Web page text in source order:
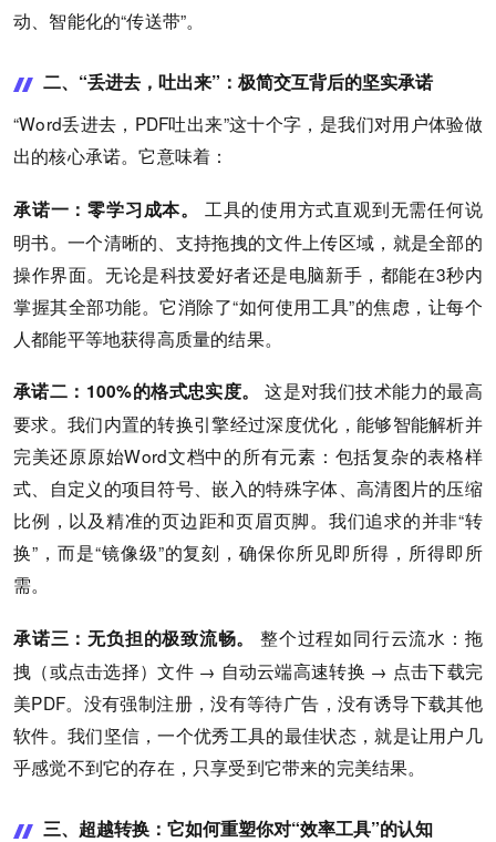
动、智能化的“传送带”。
二、“丢进去，吐出来”：极简交互背后的坚实承诺
“Word丢进去，PDF吐出来”这十个字，是我们对用户体验做
出的核心承诺。它意味着：
承诺一：零学习成本。
工具的使用方式直观到无需任何说
明书。一个清晰的、支持拖拽的文件上传区域，就是全部的
操作界面。无论是科技爱好者还是电脑新手，都能在3秒内
掌握其全部功能。它消除了“如何使用工具”的焦虑，让每个
人都能平等地获得高质量的结果。
承诺二：100%的格式忠实度。
这是对我们技术能力的最高
要求。我们内置的转换引擎经过深度优化，能够智能解析并
完美还原原始Word文档中的所有元素：包括复杂的表格样
式、自定义的项目符号、嵌入的特殊字体、高清图片的压缩
比例，以及精准的页边距和页眉页脚。我们追求的并非“转
换”，而是“镜像级”的复刻，确保你所见即所得，所得即所
需。
承诺三：无负担的极致流畅。
整个过程如同行云流水：拖
拽（或点击选择）文件 → 自动云端高速转换 → 点击下载完
美PDF。没有强制注册，没有等待广告，没有诱导下载其他
软件。我们坚信，一个优秀工具的最佳状态，就是让用户几
乎感觉不到它的存在，只享受到它带来的完美结果。
三、超越转换：它如何重塑你对“效率工具”的认知